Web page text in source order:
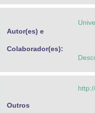
Advocacia-Geral da União
Planalto
Autor(es) e
Colaborador(es):
Outros